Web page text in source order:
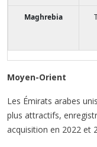
Maghrebia
Moyen-Orient
Les Émirats arabes
plus attractifs,
acquisition en 2022 et